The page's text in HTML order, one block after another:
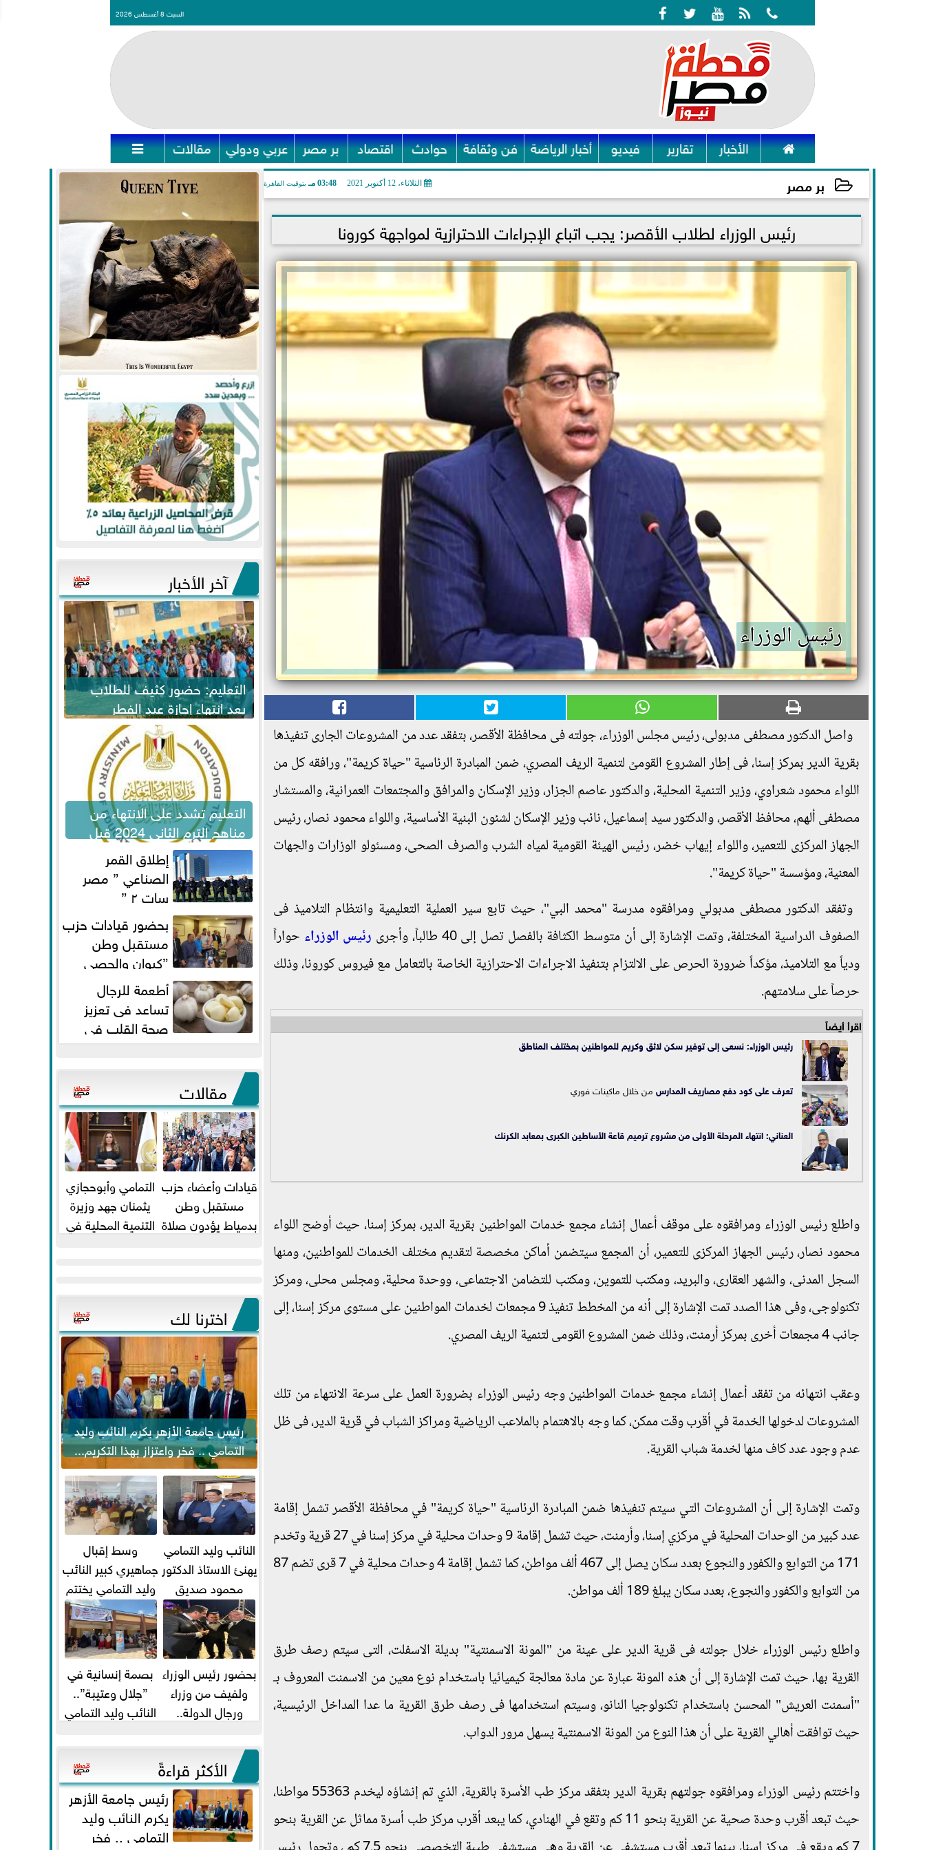
     السبت 8 أغسطس 2026
 الأخبار تقارير فيديو أخبار الرياضة فن وثقافة حوادث اقتصاد بر مصر عربي ودولي مقالات 
بر مصر الثلاثاء، 12 أكتوبر 2021 03:48 مـ بتوقيت القاهرة
2021-10-12 15:48:06 رئيس الوزراء لطلاب الأقصر: يجب اتباع الإجراءات الاحترازية لمواجهة كورونا
رئيس الوزراء
واصل الدكتور مصطفى مدبولى، رئيس مجلس الوزراء، جولته فى محافظة الأقصر، بتفقد عدد من المشروعات الجارى تنفيذها
بقرية الدير بمركز إسنا، فى إطار المشروع القومىً لتنمية الريف المصري، ضمن المبادرة الرئاسية "حياة كريمة"، ورافقه كل من
اللواء محمود شعراوي، وزير التنمية المحلية، والدكتور عاصم الجزار، وزير الإسكان والمرافق والمجتمعات العمرانية، والمستشار
مصطفى ألهم، محافظ الأقصر، والدكتور سيد إسماعيل، نائب وزير الإسكان لشئون البنية الأساسية، واللواء محمود نصار، رئيس
الجهاز المركزى للتعمير، واللواء إيهاب خضر، رئيس الهيئة القومية لمياه الشرب والصرف الصحى، ومسئولو الوزارات والجهات
المعنية، ومؤسسة "حياة كريمة".
وتفقد الدكتور مصطفى مدبولي ومرافقوه مدرسة "محمد البي"، حيث تابع سير العملية التعليمية وانتظام التلاميذ فى
الصفوف الدراسية المختلفة، وتمت الإشارة إلى أن متوسط الكثافة بالفصل تصل إلى 40 طالباً، وأجرى
رئيس الوزراء حواراً
ودياً مع التلاميذ، مؤكداً ضرورة الحرص على الالتزام بتنفيذ الاجراءات الاحترازية الخاصة بالتعامل مع فيروس كورونا، وذلك
حرصاً على سلامتهم.
اقرأ أيضاً
رئيس الوزراء: نسعى إلى توفير سكن لائق وكريم للمواطنين بمختلف المناطق
تعرف على كود دفع مصاريفالمدارس من خلال ماكينات فوري
العناني: انتهاء المرحلة الأولى من مشروع ترميم قاعة الأساطين الكبرى بمعابد الكرنك
واطلع رئيس الوزراء ومرافقوه على موقف أعمال إنشاء مجمع خدمات المواطنين بقرية الدير، بمركز إسنا، حيث أوضح اللواء
محمود نصار، رئيس الجهاز المركزى للتعمير، أن المجمع سيتضمن أماكن مخصصة لتقديم مختلف الخدمات للمواطنين، ومنها
السجل المدنى، والشهر العقارى، والبريد، ومكتب للتموين، ومكتب للتضامن الاجتماعى، ووحدة محلية، ومجلس محلى، ومركز
تكنولوجى، وفى هذا الصدد تمت الإشارة إلى أنه من المخطط تنفيذ 9 مجمعات لخدمات المواطنين على مستوى مركز إسنا، إلى
جانب 4 مجمعات أخرى بمركز أرمنت، وذلك ضمن المشروع القومى لتنمية الريف المصري.
وعقب انتهائه من تفقد أعمال إنشاء مجمع خدمات المواطنين وجه رئيس الوزراء بضرورة العمل على سرعة الانتهاء من تلك
المشروعات لدخولها الخدمة في أقرب وقت ممكن، كما وجه بالاهتمام بالملاعب الرياضية ومراكز الشباب في قرية الدير، فى ظل
عدم وجود عدد كاف منها لخدمة شباب القرية.
وتمت الإشارة إلى أن المشروعات التي سيتم تنفيذها ضمن المبادرة الرئاسية "حياة كريمة" في محافظة الأقصر تشمل إقامة
عدد كبير من الوحدات المحلية في مركزي إسنا، وأرمنت، حيث تشمل إقامة 9 وحدات محلية في مركز إسنا في 27 قرية وتخدم
171 من التوابع والكفور والنجوع بعدد سكان يصل إلى 467 ألف مواطن، كما تشمل إقامة 4 وحدات محلية في 7 قرى تضم 87
من التوابع والكفور والنجوع، بعدد سكان يبلغ 189 ألف مواطن.
واطلع رئيس الوزراء خلال جولته فى قرية الدير على عينة من "المونة الاسمنتية" بديلة الاسفلت، التى سيتم رصف طرق
القرية بها، حيث تمت الإشارة إلى أن هذه المونة عبارة عن مادة معالجة كيميائيا باستخدام نوع معين من الاسمنت المعروف بـ
"أسمنت العريش" المحسن باستخدام تكنولوجيا النانو، وسيتم استخدامها فى رصف طرق القرية ما عدا المداخل الرئيسية،
حيث توافقت أهالي القرية على أن هذا النوع من المونة الاسمنتية يسهل مرور الدواب.
واختتم رئيس الوزراء ومرافقوه جولتهم بقرية الدير بتفقد مركز طب الأسرة بالقرية، الذي تم إنشاؤه ليخدم 55363 مواطنا،
حيث تبعد أقرب وحدة صحية عن القرية بنحو 11 كم وتقع في الهنادي، كما يبعد أقرب مركز طب أسرة مماثل عن القرية بنحو
آخر الأخبار
التعليم: حضور كثيف للطلاب
بعد انتهاء إجازة عيد الفطر
لاستكمال المناهج
التعليم تشدد على الانتهاء من
مناهج الترم الثاني 2024 قبل
الامتحانات
إطلاق القمر
الصناعي ” مصر
سات ٢ ”
بحضور قيادات حزب
مستقبل وطن
”كيوان والحصي
والتمامي وابوحجازي وعيسي” أمانه
كفر...
أطعمة للرجال
تساعد فى تعزيز
صحة القلب فى
سن الأربعين
مقالات
قيادات وأعضاء حزب
مستقبل وطن
بدمياط يؤدون صلاة
التمامي وأبوحجازي
يثمنان جهد وزيرة
التنمية المحلية في
اخترنا لك
رئيس جامعة الأزهر يكرم النائب وليد
التمامي .. فخر واعتزاز بهذا التكريم...
النائب وليد التمامي
يهنئ الاستاذ الدكتور
محمود صديق
تكليفة قائم باعمال
...
وسط إقبال
جماهيري كبير النائب
وليد التمامي يختتم
أضخم قافلة طبية
مجانية...
بحضور رئيس الوزراء
ولفيف من وزراء
ورجال الدولة..
ومحمد...
بصمة إنسانية في
”جلال وعتيبة”..
النائب وليد التمامي
شيحة يداويان...
الأكثر قراءةً
رئيس جامعة الأزهر
يكرم النائب وليد
التمامي .. فخر